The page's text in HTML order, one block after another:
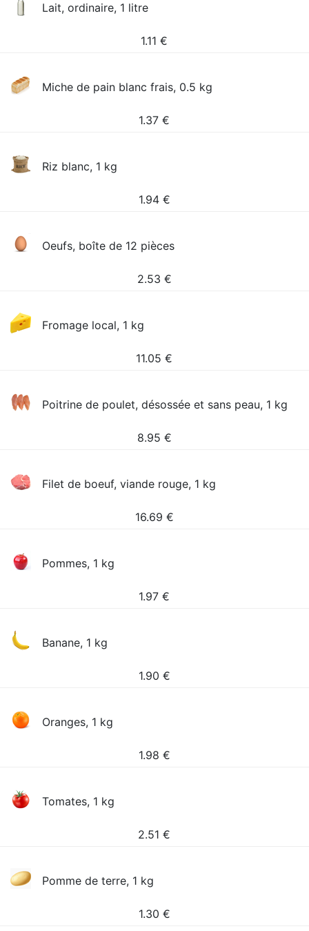
Lait, ordinaire, 1 litre
1.11 €
Miche de pain blanc frais, 0.5 kg
1.37 €
Riz blanc, 1 kg
1.94 €
Oeufs, boîte de 12 pièces
2.53 €
Fromage local, 1 kg
11.05 €
Poitrine de poulet, désossée et sans peau, 1 kg
8.95 €
Filet de boeuf, viande rouge, 1 kg
16.69 €
Pommes, 1 kg
1.97 €
Banane, 1 kg
1.90 €
Oranges, 1 kg
1.98 €
Tomates, 1 kg
2.51 €
Pomme de terre, 1 kg
1.30 €